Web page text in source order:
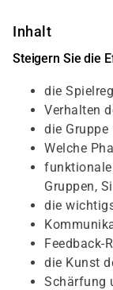
Inhalt
Steigern Sie die
die
Verhalten
die Gruppe
Welche
Gruppen,
die
Feedback-
die Kunst
Schärfung